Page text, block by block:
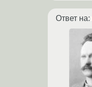
Ответ на: